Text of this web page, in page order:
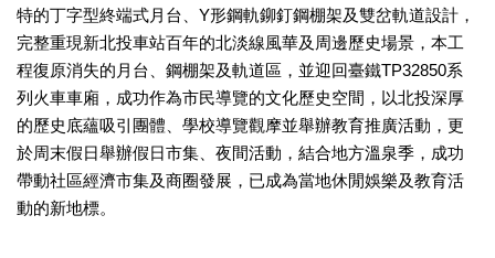
聯
絡
資
訊
影
音
專
區
特的丁字型終端式月台、Y形鋼軌鉚釘鋼棚架及雙岔軌道設計，
完整重現新北投車站百年的北淡線風華及周邊歷史場景，本工
程復原消失的月台、鋼棚架及軌道區，並迎回臺鐵TP32850系
列火車車廂，成功作為市民導覽的文化歷史空間，以北投深厚
的歷史底蘊吸引團體、學校導覽觀摩並舉辦教育推廣活動，更
於周末假日舉辦假日市集、夜間活動，結合地方溫泉季，成功
帶動社區經濟市集及商圈發展，已成為當地休閒娛樂及教育活
動的新地標。